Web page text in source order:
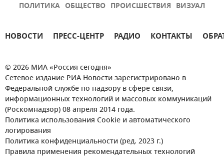
ПОЛИТИКА ОБЩЕСТВО ПРОИСШЕСТВИЯ ВИЗУАЛ
НОВОСТИ ПРЕСС-ЦЕНТР РАДИО КОНТАКТЫ
© 2026 МИА «Россия сегодня»
Сетевое издание РИА Новости зарегистрировано в
Федеральной службе по надзору в сфере связи,
информационных технологий и массовых коммуникаций
(Роскомнадзор) 08 апреля 2014 года.
Политика использования Cookie и автоматического
логирования
Политика конфиденциальности (ред. 2023 г.)
Правила применения рекомендательных технологий